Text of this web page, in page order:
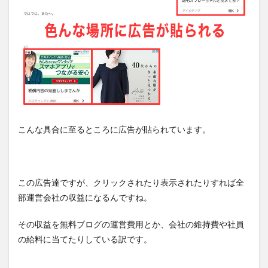
こんな具合に至るところに広告が貼られています。
この広告達ですが、クリックされたり表示されたりすれば全
部運営会社の収益になるんですね。
その収益を無料ブログの運営費用とか、会社の維持費や社員
の給料に当てたりしている訳です。